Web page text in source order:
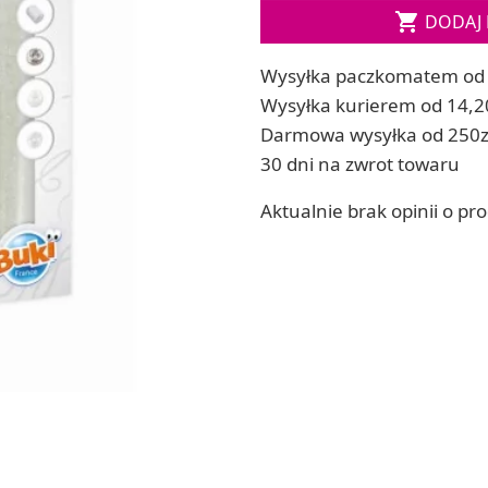
ręcznych
Soda, kwasek, formy do kul do kąpieli
RZEŹBA, GLINY I ODLEWY
Lepienie i rzeźbienie
Odlewy dekoracyjne
Tworzenie z gliny polimerowej
Modelowanie dla dzieci
 DODAJ
Wysyłka paczkomatem od
Wysyłka kurierem od
Darmowa wysyłka od
30 dni na zwrot towaru
Aktualnie brak opinii o